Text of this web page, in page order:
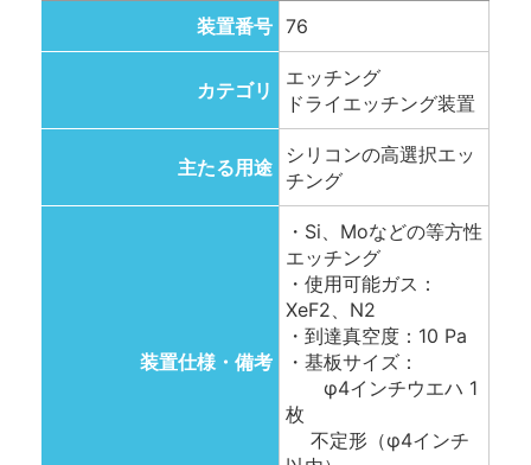
装置番号 76
カテゴリ
エッチング
ドライエッチング装置
主たる用途
シリコンの高選択エッ
チング
装置仕様・備考
・Si、Moなどの等方性
エッチング
・使用可能ガス：
XeF2、N2
・到達真空度：10 Pa
・基板サイズ：
φ4インチウエハ 1
枚
不定形（φ4インチ